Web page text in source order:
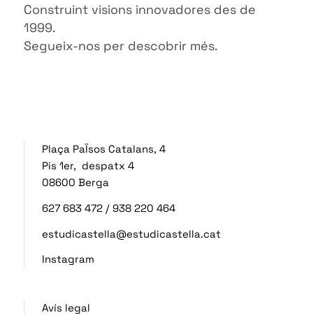
Construint visions innovadores des de
1999.
Segueix-nos per descobrir més.
Plaça PaÏsos Catalans, 4
Pis 1er, despatx 4
08600 Berga
627 683 472/ 938 220 464
estudicastella@estudicastella.cat
Instagram
Avís legal